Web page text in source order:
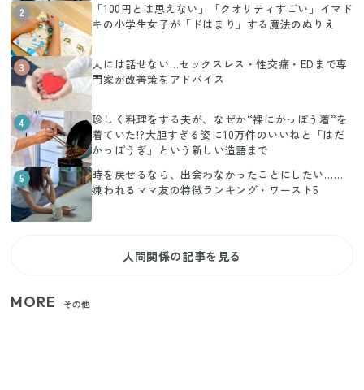
2
「100円とは思えない」「クオリティすごい」イマド
キの小学生女子が「ドはまり」する魔法のぬりえ
3
人には話せない…セックスレス・性交痛・EDまで専
門家が改善策をアドバイス
4
珍しく料理をする夫が、なぜか“裸にかっぽう着”を
着ていた!?大胆すぎる姿に10万件のいいねと「はだ
かっぽうぎ」という新しい造語まで
5
時を戻せるなら、出会わなかったことにしたい……
嫌われるママ友の特徴ランキング・ワースト5
人間関係の記事を見る
MORE その他